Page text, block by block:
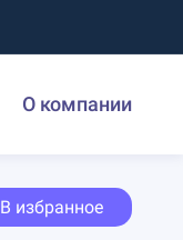
О компании
В избранное